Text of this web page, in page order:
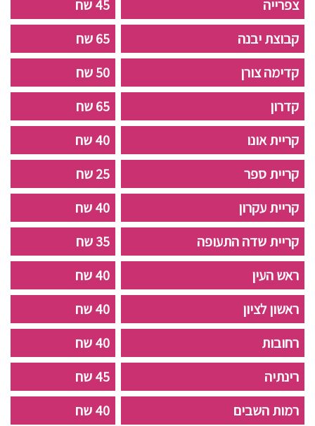
צפרייה
45 שח
קבוצת יבנה
65 שח
קדימה צורן
50 שח
קדרון
65 שח
קריית אונו
40 שח
קריית ספר
25 שח
קריית עקרון
40 שח
קריית שדה התעופה
35 שח
ראש העין
40 שח
ראשון לציון
40 שח
רחובות
40 שח
רינתיה
45 שח
רמות השבים
40 שח